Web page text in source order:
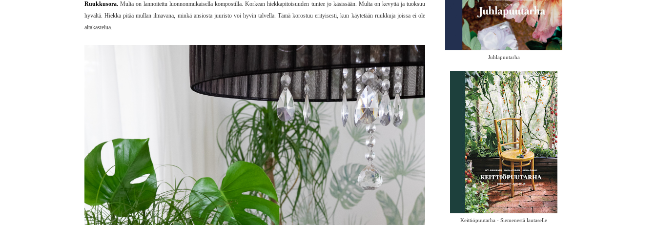
Ruukkusora. Multa on lannoitettu luonnonmukaisella kompostilla. Korkean hiekkapitoisuuden tuntee jo käsissään. Multa on kevyttä ja tuoksuu
hyvältä. Hiekka pitää mullan ilmavana, minkä ansiosta juuristo voi hyvin talvella. Tämä korostuu erityisesti, kun käytetään ruukkuja joissa ei ole
altakastelua.
Juhlapuutarha
Keittiöpuutarha - Siemenestä lautaselle